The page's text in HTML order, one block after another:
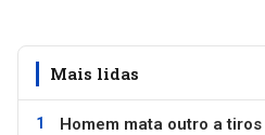
Mais lidas
Homem mata outro a